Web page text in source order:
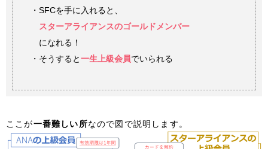
・SFCを手に入れると、
スターアライアンスのゴールドメンバー
になれる！
・そうすると一生上級会員でいられる
ここが一番難しい所なので図で説明します。